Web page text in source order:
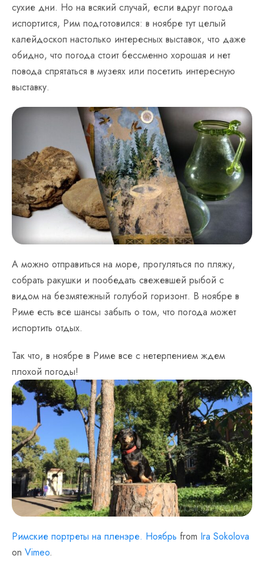
сухие дни. Но на всякий случай, если вдруг погода
испортится, Рим подготовился: в ноябре тут целый
калейдоскоп настолько интересных выставок, что даже
обидно, что погода стоит бессменно хорошая и нет
повода спрятаться в музеях или посетить интересную
выставку.
А можно отправиться на море, прогуляться по пляжу,
собрать ракушки и пообедать свежевшей рыбой с
видом на безмятежный голубой горизонт. В ноябре в
Риме есть все шансы забыть о том, что погода может
испортить отдых.
Так что, в ноябре в Риме все с нетерпением ждем
плохой погоды!
Римские портреты на пленэре. Ноябрь from Ira Sokolova
on Vimeo.